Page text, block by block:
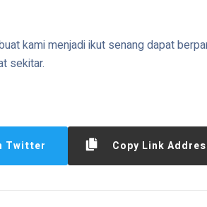
kami menjadi ikut senang dapat
sekitar.
Twitter Copy Link